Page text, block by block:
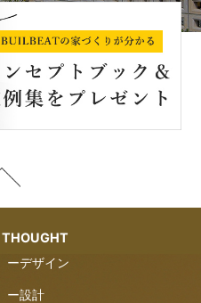
THOUGHT
ーデザイン
ー設計